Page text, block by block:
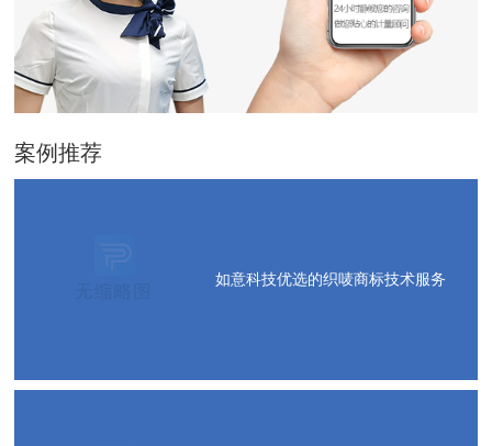
案例推荐
如意科技优选的织唛商标技术服务